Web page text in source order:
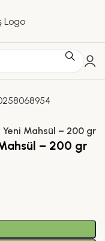
Yeni Mahsül – 200 gr
– 200 gr